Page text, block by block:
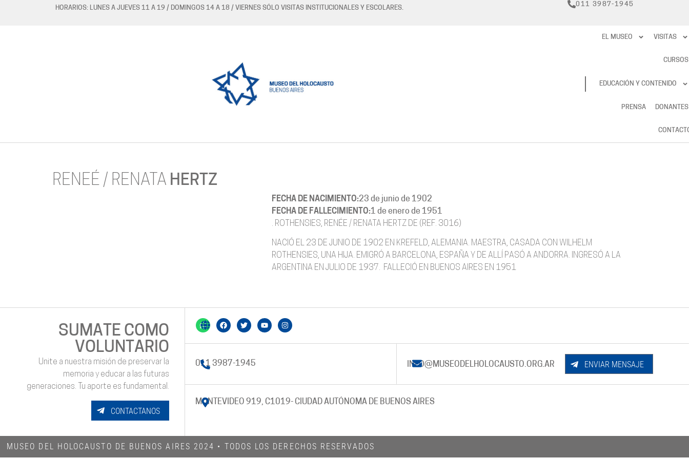
HORARIOS: LUNES A JUEVES 11 A 19 / DOMINGOS 14 A 18 / VIERNES SÓLO VISITAS INSTITUCIONALES Y ESCOLARES.
011 3987-1945
RESERVAS
EL MUSEO VISITAS
CURSOS
EDUCACIÓN Y CONTENIDO
PRENSA DONANTES
RENEÉ / RENATA HERTZ
FECHA DE NACIMIENTO:23 de junio de 1902
FECHA DE FALLECIMIENTO:1 de enero de 1951
. ROTHENSIES, RENÉE / RENATA HERTZ DE (REF. 3016)
NACIÓ EL 23 DE JUNIO DE 1902 EN KREFELD, ALEMANIA. MAESTRA, CASADA CON WILHELM
ROTHENSIES, UNA HIJA. EMIGRÓ A BARCELONA, ESPAÑA Y DE ALLÍ PASÓ A ANDORRA. INGRESÓ A LA
ARGENTINA EN JULIO DE 1937. FALLECIÓ EN BUENOS AIRES EN 1951
SUMATE COMO
VOLUNTARIO
Unite a nuestra misión de preservar la
memoria y educar a las futuras
generaciones. Tu aporte es fundamental.
CONTACTANOS
011 3987-1945 INFO@MUSEODELHOLOCAUSTO.ORG.AR ENVIAR MENSAJE
MONTEVIDEO 919, C1019- CIUDAD AUTÓNOMA DE BUENOS AIRES
MUSEO DEL HOLOCAUSTO DE BUENOS AIRES 2024​ • TODOS LOS DERECHOS RESERVADOS